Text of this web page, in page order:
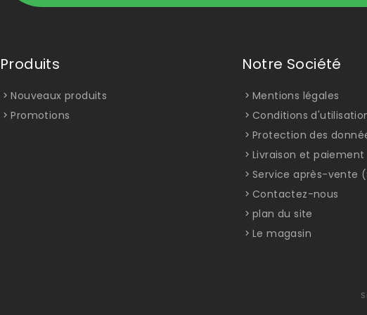
Produits
Nouveaux produits
Promotions
Notre Société
Mentions légales
Conditions
Protection des
Livraison et paiement
Service après-vente
Contactez-nous
plan du site
Le magasin